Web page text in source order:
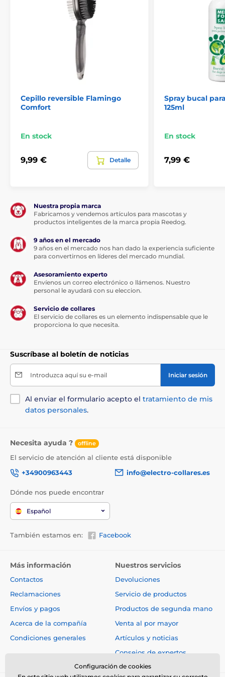
Para los gatos
Cepillo reversible Flamingo
Comfort
En stock
9,99 € Detalle
Spray bucal
125ml
En stock
7,99 €
Nuestra propia marca
Fabricamos y vendemos artículos para mascotas y
productos inteligentes de la marca propia Reedog.
9 años en el mercado
9 años en el mercado nos han dado la experiencia suficiente
para convertirnos en líderes del mercado mundial.
Asesoramiento experto
Envíenos un correo electrónico o llámenos. Nuestro
personal le ayudará con su eleccion.
Servicio de collares
El servicio de collares es un elemento indispensable que le
proporciona lo que necesita.
Suscríbase al boletín de noticias
Introduzca aquí su e-mail Iniciar sesión
Al enviar el formulario acepto el tratamiento de mis
datos personales.
Necesita ayuda ? offline
El servicio de atención al cliente está disponible
+34900963443
info@electro-collares.es
Dónde nos puede encontrar
Español
También estamos en: Facebook
Más información
Contactos
Reclamaciones
Envíos y pagos
Acerca de la compañía
Condiciones generales
Nuestros servicios
Devoluciones
Servicio de productos
Productos de segunda mano
Venta al por mayor
Artículos y noticias
Consejos de expertos
Configuración de cookies